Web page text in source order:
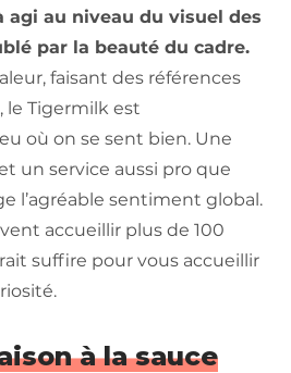
agi au niveau du visuel des
par la beauté du cadre.
faisant des références
le Tigermilk est
où on se sent bien. Une
un service aussi pro que
l’agréable sentiment global.
accueillir plus de 100
suffire pour vous accueillir
à la sauce